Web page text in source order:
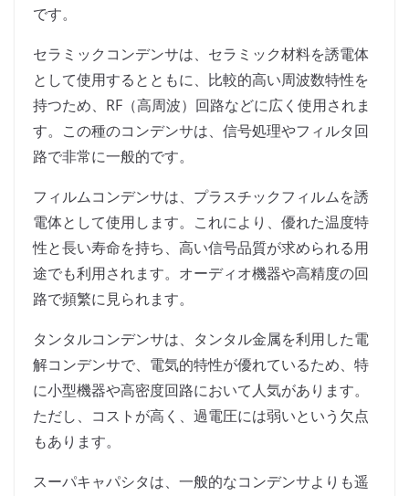
です。
セラミックコンデンサは、セラミック材料を誘電体
として使用するとともに、比較的高い周波数特性を
持つため、RF（高周波）回路などに広く使用されま
す。この種のコンデンサは、信号処理やフィルタ回
路で非常に一般的です。
フィルムコンデンサは、プラスチックフィルムを誘
電体として使用します。これにより、優れた温度特
性と長い寿命を持ち、高い信号品質が求められる用
途でも利用されます。オーディオ機器や高精度の回
路で頻繁に見られます。
タンタルコンデンサは、タンタル金属を利用した電
解コンデンサで、電気的特性が優れているため、特
に小型機器や高密度回路において人気があります。
ただし、コストが高く、過電圧には弱いという欠点
もあります。
スーパキャパシタは、一般的なコンデンサよりも遥